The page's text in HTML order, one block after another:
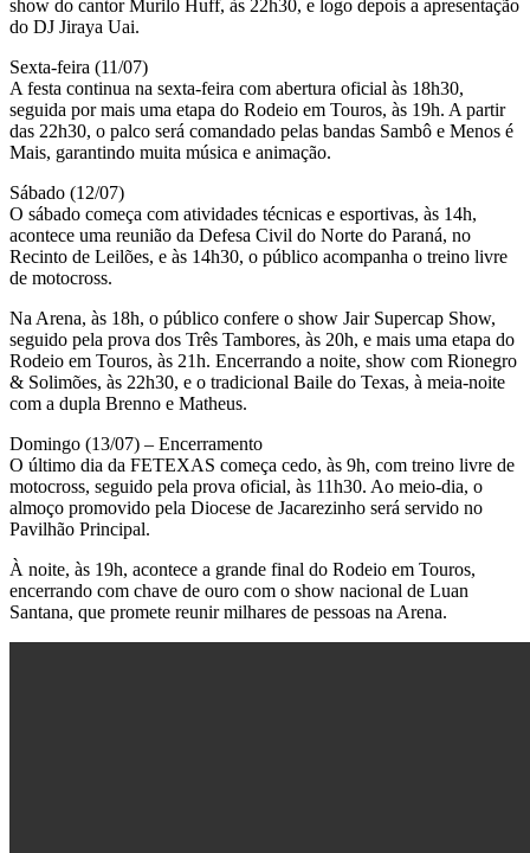
show do cantor Murilo Huff, às 22h30, e logo depois a apresentação
do DJ Jiraya Uai.
Sexta-feira (11/07)
A festa continua na sexta-feira com abertura oficial às 18h30,
seguida por mais uma etapa do Rodeio em Touros, às 19h. A partir
das 22h30, o palco será comandado pelas bandas Sambô e Menos é
Mais, garantindo muita música e animação.
Sábado (12/07)
O sábado começa com atividades técnicas e esportivas, às 14h,
acontece uma reunião da Defesa Civil do Norte do Paraná, no
Recinto de Leilões, e às 14h30, o público acompanha o treino livre
de motocross.
Na Arena, às 18h, o público confere o show Jair Supercap Show,
seguido pela prova dos Três Tambores, às 20h, e mais uma etapa do
Rodeio em Touros, às 21h. Encerrando a noite, show com Rionegro
& Solimões, às 22h30, e o tradicional Baile do Texas, à meia-noite
com a dupla Brenno e Matheus.
Domingo (13/07) – Encerramento
O último dia da FETEXAS começa cedo, às 9h, com treino livre de
motocross, seguido pela prova oficial, às 11h30. Ao meio-dia, o
almoço promovido pela Diocese de Jacarezinho será servido no
Pavilhão Principal.
À noite, às 19h, acontece a grande final do Rodeio em Touros,
encerrando com chave de ouro com o show nacional de Luan
Santana, que promete reunir milhares de pessoas na Arena.